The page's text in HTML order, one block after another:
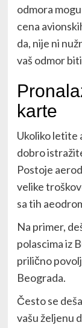
odmora
cena
da, nije ni
vaš odmor
karte
Ukoliko letite
dobro
Postoje
velike
sa tih
Na primer,
polascima iz
prilično
Beograda.
Često se
vašu željenu